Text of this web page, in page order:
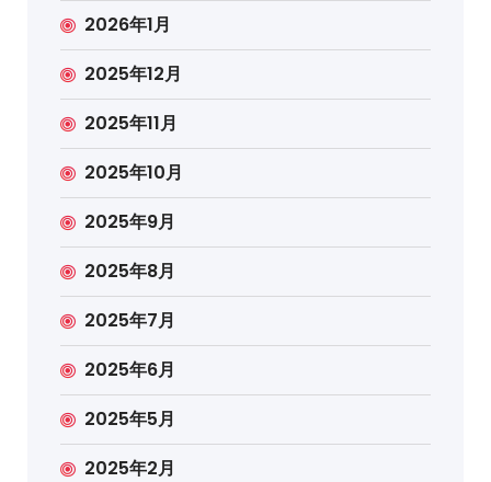
2026年1月
2025年12月
2025年11月
2025年10月
2025年9月
2025年8月
2025年7月
2025年6月
2025年5月
2025年2月